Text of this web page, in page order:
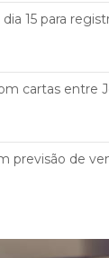
15 para
cartas entre
previsão de